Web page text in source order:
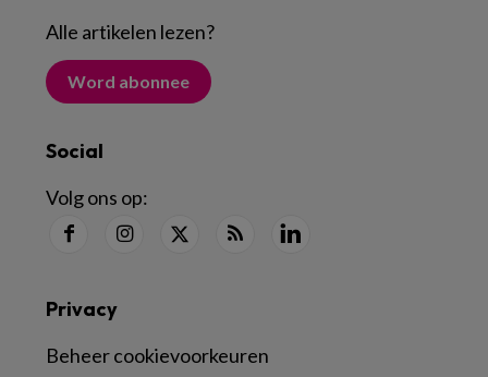
Alle artikelen lezen?
Word abonnee
Social
Volg ons op:
Privacy
Beheer cookievoorkeuren